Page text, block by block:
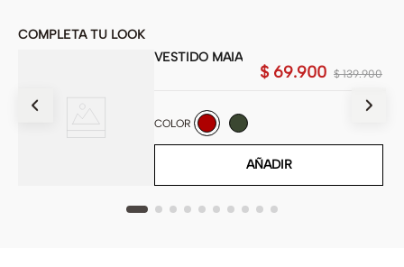
COMPLETA TU LOOK
VESTIDO MAIA
$ 139.900
$ 69.900
COLOR
AÑADIR